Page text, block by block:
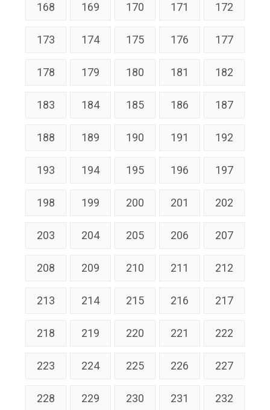
168 169 170 171 172
173 174 175 176 177
178 179 180 181 182
183 184 185 186 187
188 189 190 191 192
193 194 195 196 197
198 199 200 201 202
203 204 205 206 207
208 209 210 211 212
213 214 215 216 217
218 219 220 221 222
223 224 225 226 227
228 229 230 231 232